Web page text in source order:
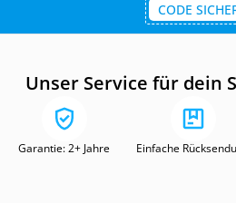
CODE
Unser Service für dein
Garantie: 2+ Jahre Einfache